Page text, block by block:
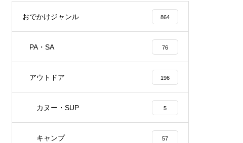
おでかけジャンル 864
PA・SA 76
アウトドア 196
カヌー・SUP 5
キャンプ 57